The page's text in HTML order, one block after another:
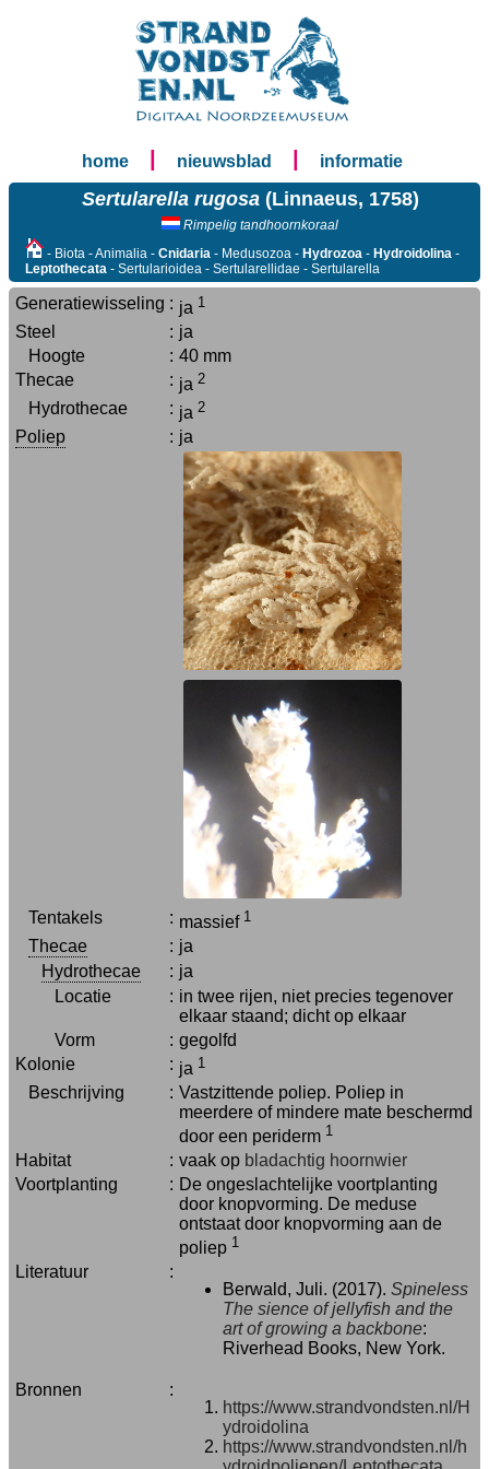
home nieuwsblad informatie
Sertularella rugosa(Linnaeus, 1758)
Rimpelig tandhoornkoraal
- Biota - Animalia - Cnidaria - Medusozoa - Hydrozoa - Hydroidolina -
Leptothecata - Sertularioidea - Sertularellidae - Sertularella
Generatiewisseling : ja 1
Steel : ja
Hoogte
: 40 mm
Thecae
: ja 2
Hydrothecae : ja 2
Poliep : ja
Tentakels : massief 1
Thecae : ja
Hydrothecae
: ja
Locatie
: in twee rijen, niet precies tegenover
elkaar staand; dicht op elkaar
Vorm
: gegolfd
Kolonie
: ja 1
Beschrijving : Vastzittende poliep. Poliep in
meerdere of mindere mate beschermd
door een periderm 1
Habitat : vaak op bladachtig hoornwier
Voortplanting
: De ongeslachtelijke voortplanting
door knopvorming. De meduse
ontstaat door knopvorming aan de
poliep 1
Literatuur
:
Berwald, Juli. (2017). Spineless
The sience of jellyfish and the
art of growing a backbone:
Riverhead Books, New York.
Bronnen
:
https://www.strandvondsten.nl/H
ydroidolina
https://www.strandvondsten.nl/h